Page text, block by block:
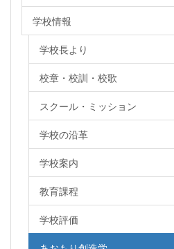
学校情報
学校長より
校章・校訓・校歌
スクール・ミッション
学校の沿革
学校案内
教育課程
学校評価